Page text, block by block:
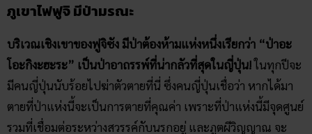
ภูเขาไฟฟูจิ มีป่ามรณะ
บริเวณเชิงเขาของฟูจิซัง มีป่าต้องห้ามแห่งหนึ่งเรียกว่า “ป่าอะ
โอะกิงะฮะระ” เป็นป่าอาถรรพ์ที่น่ากลัวที่สุดในญี่ปุ่น!ในทุกปีจะ
มีคนญี่ปุ่นนับร้อยไปฆ่าตัวตายที่นี่ ซึ่งคนญี่ปุ่นเชื่อว่า หากได้มา
ตายที่ป่าแห่งนี้จะเป็นการตายที่คุณค่า เพราะที่ป่าแห่งนี้มีจุดศูนย์
รวมที่เชื่อมต่อระหว่างสวรรค์กับนรกอยู่ และภูตผีวิญญาณ จะ